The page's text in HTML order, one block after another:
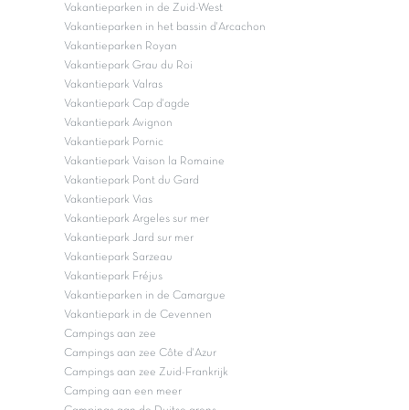
Vakantieparken in de Zuid-West
Vakantieparken in het bassin d'Arcachon
Vakantieparken Royan
Vakantiepark Grau du Roi
Vakantiepark Valras
Vakantiepark Cap d'agde
Vakantiepark Avignon
Vakantiepark Pornic
Vakantiepark Vaison la Romaine
Vakantiepark Pont du Gard
Vakantiepark Vias
Vakantiepark Argeles sur mer
Vakantiepark Jard sur mer
Vakantiepark Sarzeau
Vakantiepark Fréjus
Vakantieparken in de Camargue
Vakantiepark in de Cevennen
Campings aan zee
Campings aan zee Côte d'Azur
Campings aan zee Zuid-Frankrijk
Camping aan een meer